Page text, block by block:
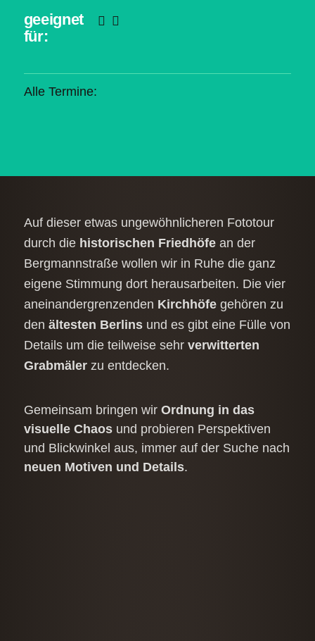
geeignet
für:
Alle Termine:
Auf dieser etwas ungewöhnlicheren Fototour
durch die historischen Friedhöfe an der
Bergmannstraße wollen wir in Ruhe die ganz
eigene Stimmung dort herausarbeiten. Die vier
aneinandergrenzenden Kirchhöfe gehören zu
den ältesten Berlinsund es gibt eine Fülle von
Details um die teilweise sehr verwitterten
Grabmälerzu entdecken.
Gemeinsam bringen wir Ordnung in das
visuelle Chaos und probieren Perspektiven
und Blickwinkel aus, immer auf der Suche nach
neuen Motiven und Details.